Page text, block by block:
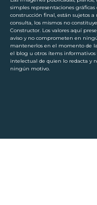
simples representaciones
construcción final, están sujetos
consulta, los mismos no
Constructor. Los valores aquí
aviso y no comprometen en
mantenerlos en el momento de
el blog u otros ítems
intelectual de quien lo redacta y
ningún motivo.